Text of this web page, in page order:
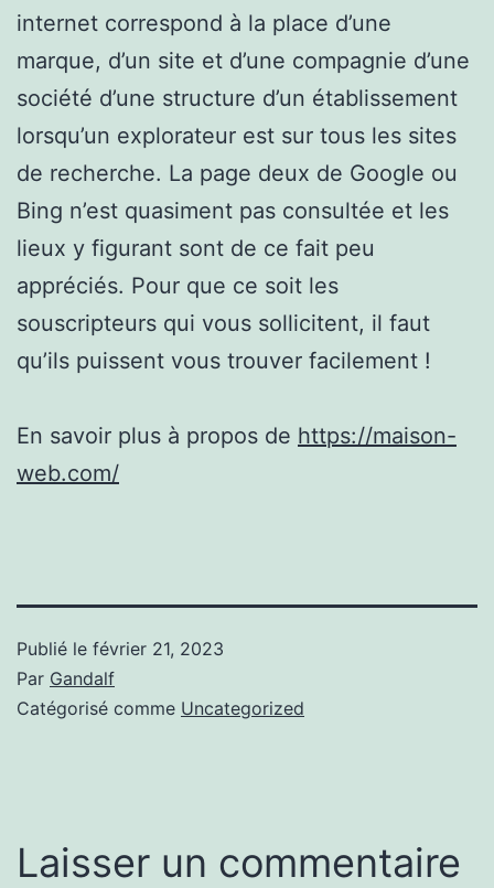
internet correspond à la place d’une
marque, d’un site et d’une compagnie d’une
société d’une structure d’un établissement
lorsqu’un explorateur est sur tous les sites
de recherche. La page deux de Google ou
Bing n’est quasiment pas consultée et les
lieux y figurant sont de ce fait peu
appréciés. Pour que ce soit les
souscripteurs qui vous sollicitent, il faut
qu’ils puissent vous trouver facilement !
En savoir plus à propos de https://maison-
web.com/
Publié le février 21, 2023
Par Gandalf
Catégorisé comme Uncategorized
Laisser un commentaire